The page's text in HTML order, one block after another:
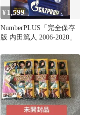
¥ 1,599
NumberPLUS「完全保存
版 内田篤人 2006-2020」